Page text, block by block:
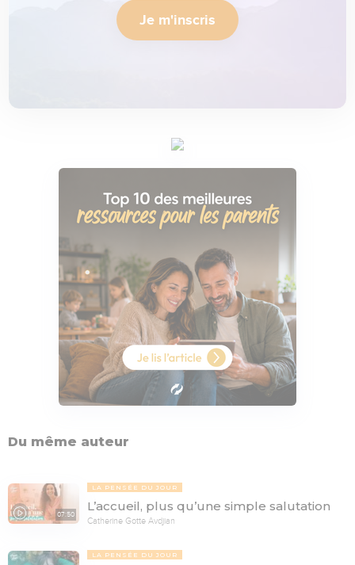
Je m'inscris
Du même auteur
07:50
LA PENSÉE DU JOUR
L’accueil, plus qu’une simple salutation
Catherine Gotte Avdjian
LA PENSÉE DU JOUR